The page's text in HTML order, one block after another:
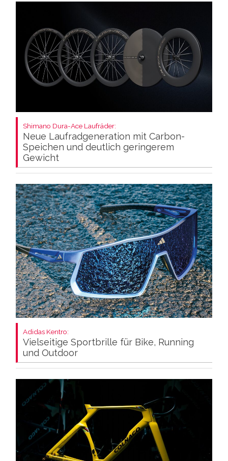
Shimano Dura-Ace Laufräder:
Neue Laufradgeneration mit Carbon-
Speichen und deutlich geringerem
Gewicht
Adidas Kentro:
Vielseitige Sportbrille für Bike, Running
und Outdoor